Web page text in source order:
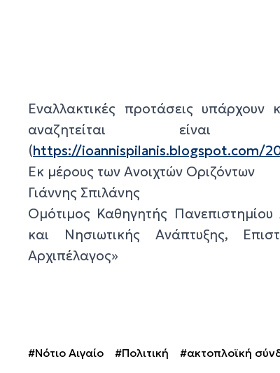
Εναλλακτικές προτάσεις
αναζητείται
(https://ioannispilanis.blogspot.com/
Εκ μέρους των Ανοιχτών Οριζόντων
Γιάννης Σπιλάνης
Ομότιμος Καθηγητής Πανεπιστημίου
και Νησιωτικής Ανάπτυξης,
Αρχιπέλαγος»
#Νότιο Αιγαίο #Πολιτική #ακτοπλοϊκή